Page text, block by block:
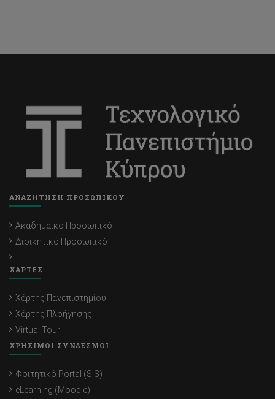
ΑΝΑΖΗΤΗΣΗ ΠΡΟΣΩΠΙΚΟΥ
Ακαδημαϊκό Προσωπικό
Διοικητικό Προσωπικό
ΧΑΡΤΕΣ
Χάρτης Πανεπιστημίου
Χάρτης Πλοήγησης
Virtual Tour
ΧΡΗΣΙΜΟΙ ΣΥΝΔΕΣΜΟΙ
Φοιτητικό Portal (SIS)
eLearning (Moodle)